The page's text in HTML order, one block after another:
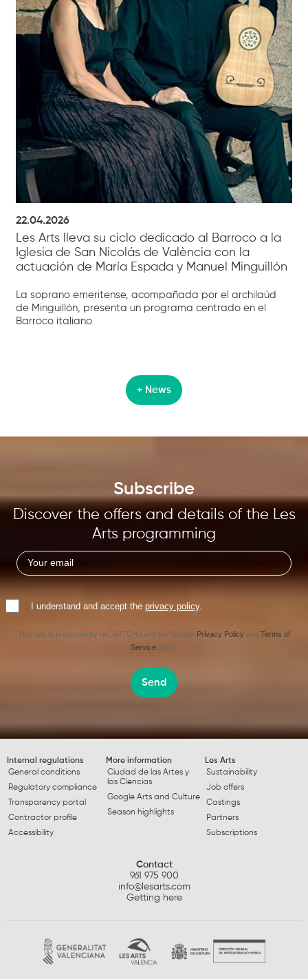
22.04.2026
Les Arts lleva su ciclo dedicado al Barroco a la
Iglesia de San Nicolás de València con la
actuación de María Espada y Manuel Minguillón
La soprano emeritense, acompañada por el archilaúd
de Minguillón, presenta un programa centrado en el
Barroco italiano
+ News
Subscribe
Discover the offers and details of the Les
Arts programming
I understand and accept the privacy policy.
This site is protected by reCAPTCHA and the Google Privacy Policy and Terms of
Service apply.
Send
Internal regulations
General conditions
Regulatory compliance
Transparency portal
Contractor profile
Accessibility
More information
Ciudad de las Artes y
las Ciencias
Google Arts and Culture
Season highlights
Les Arts
Sustainability
Job offers
Castings
Partners
Subscriptions
Contact
961 975 900
info@lesarts.com
Getting here